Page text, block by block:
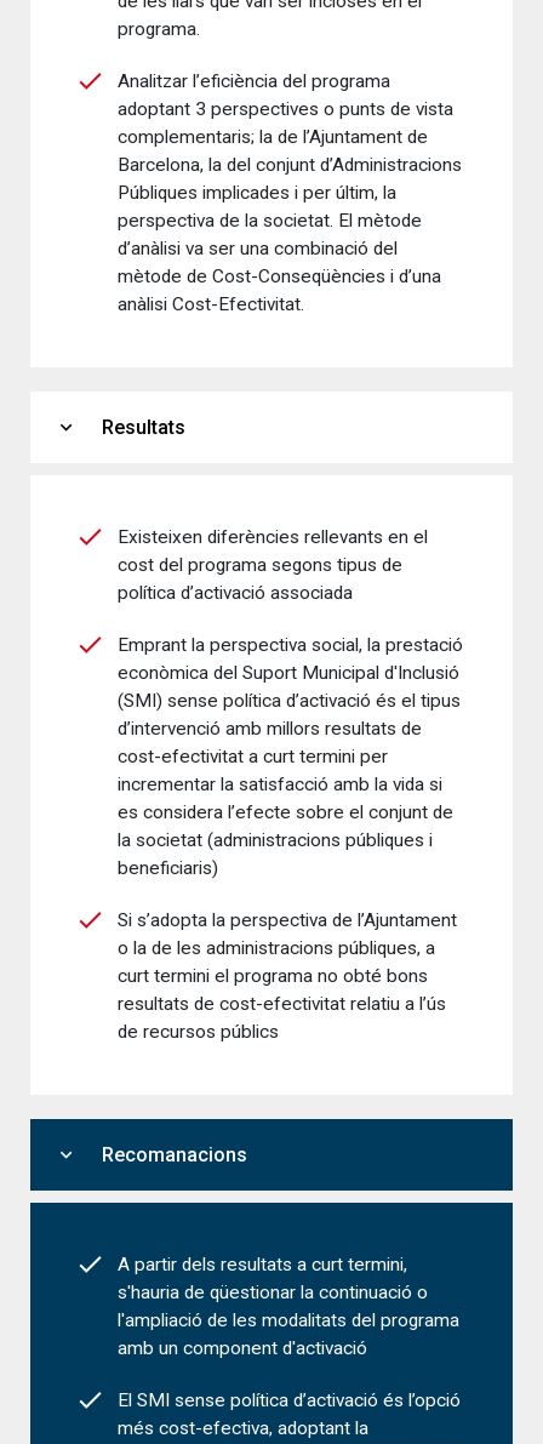
programa.
Analitzar l’eficiència del programa
adoptant 3 perspectives o punts de vista
complementaris; la de l’Ajuntament de
Barcelona, la del conjunt d’Administracions
Públiques implicades i per últim, la
perspectiva de la societat. El mètode
d’anàlisi va ser una combinació del
mètode de Cost-Conseqüències i d’una
anàlisi Cost-Efectivitat.
expand_more Resultats
Existeixen diferències rellevants en el
cost del programa segons tipus de
política d’activació associada
Emprant la perspectiva social, la prestació
econòmica del Suport Municipal d'Inclusió
(SMI) sense política d’activació és el tipus
d’intervenció amb millors resultats de
cost-efectivitat a curt termini per
incrementar la satisfacció amb la vida si
es considera l’efecte sobre el conjunt de
la societat (administracions públiques i
beneficiaris)
Si s’adopta la perspectiva de l’Ajuntament
o la de les administracions públiques, a
curt termini el programa no obté bons
resultats de cost-efectivitat relatiu a l’ús
de recursos públics
expand_more Recomanacions
A partir dels resultats a curt termini,
s'hauria de qüestionar la continuació o
l'ampliació de les modalitats del programa
amb un component d'activació
El SMI sense política d’activació és l’opció
més cost-efectiva, adoptant la